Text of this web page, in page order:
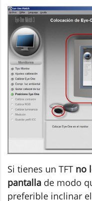
Si tienes un TFT no
pantalla de modo
preferible inclinar